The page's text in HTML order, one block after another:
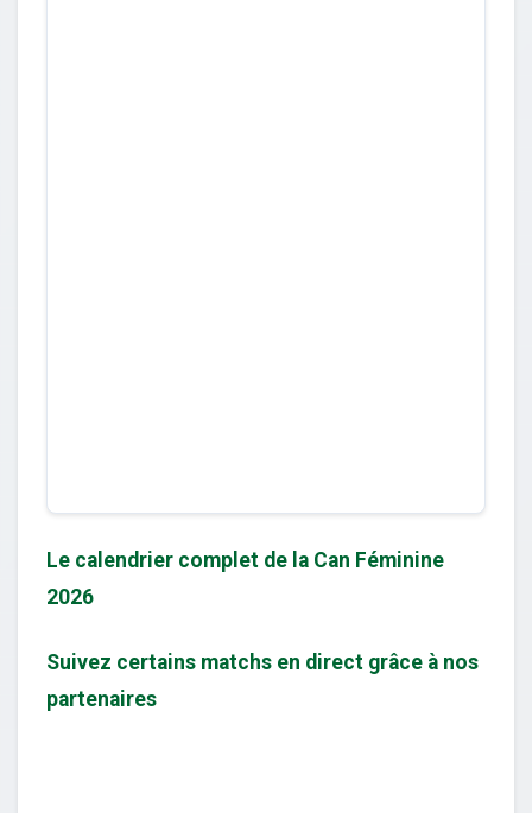
Le calendrier complet de la Can Féminine
2026
Suivez certains matchs en direct grâce à nos
partenaires